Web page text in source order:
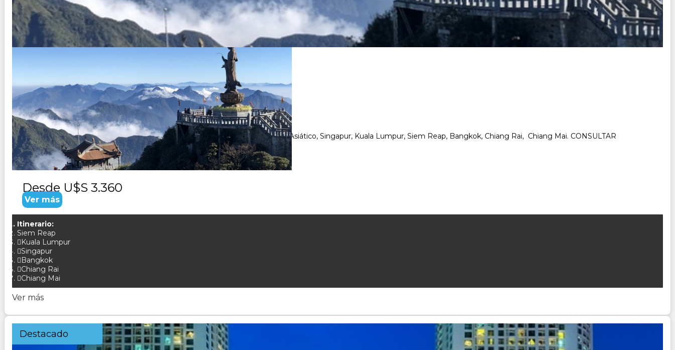
RUTAS MISTICAS DEL SUDESTE ASIATICO
Duración:
16Días 15Noches
Paquete Turistico de 16 dias 15 noches Visitando Rutas Místicas Del Sudeste Asiático, Singapur, Kuala Lumpur, Siem Reap, Bangkok, Chiang Rai, Chiang Mai. CONSULTAR
Desde U$S 3.360
Ver más
Itinerario:
Siem Reap
Kuala Lumpur
Singapur
Bangkok
Chiang Rai
Chiang Mai
Ver más
Destacado